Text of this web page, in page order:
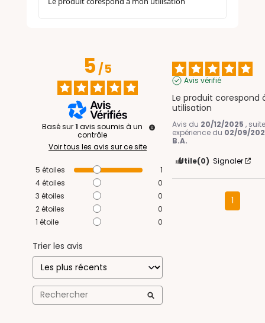
5/5
Basé sur1 avis soumis à un
contrôle
Voir tous les avis sur ce site
5 étoiles
1
4étoiles
0
3 étoiles
0
2étoiles
0
1 étoile 0
Trier les avis
Avis vérifié
Le produit corespond
utilisation
Avis du 20/12/2025 ,
expérience du 02/09/
B.A.
Utile(0) Signaler
1